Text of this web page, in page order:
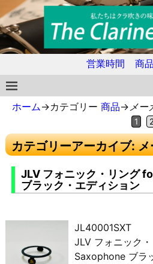
営業時間 商
ホーム→カテゴリー 商品→メー
1 2
カテゴリーアーカイブ:メ
JLV フォニック・リング
ブラック・エディション
JL40001SXT
JLV フォニック
Saxophone ブラ